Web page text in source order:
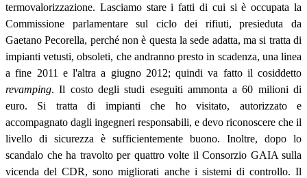
termovalorizzazione. Lasciamo stare i fatti di cui si è occupata la
Commissione parlamentare sul ciclo dei rifiuti, presieduta da
Gaetano Pecorella, perché non è questa la sede adatta, ma si tratta di
impianti vetusti, obsoleti, che andranno presto in scadenza, una linea
a fine 2011 e l'altra a giugno 2012; quindi va fatto il cosiddetto
revamping. Il costo degli studi eseguiti ammonta a 60 milioni di
euro. Si tratta di impianti che ho visitato, autorizzato e
accompagnato dagli ingegneri responsabili, e devo riconoscere che il
livello di sicurezza è sufficientemente buono. Inoltre, dopo lo
scandalo che ha travolto per quattro volte il Consorzio GAIA sulla
vicenda del CDR, sono migliorati anche i sistemi di controllo. Il